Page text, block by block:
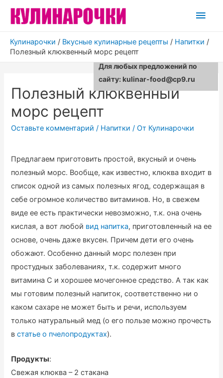
Кулинарочки / Вкусные кулинарные рецепты / Напитки /
Полезный клюквенный морс рецепт
Полезный клюквенный
морс рецепт
Оставьте комментарий / Напитки / От Кулинарочки
Предлагаем приготовить простой, вкусный и очень
полезный морс. Вообще, как известно, клюква входит в
список одной из самых полезных ягод, содержащая в
себе огромное количество витаминов. Но, в свежем
виде ее есть практически невозможно, т.к. она очень
кислая, а вот любой вид напитка, приготовленный на ее
основе, очень даже вкусен. Причем дети его очень
обожают. Особенно данный морс полезен при
простудных заболеваниях, т.к. содержит много
витамина С и хорошее мочегонное средство. А так как
мы готовим полезный напиток, соответственно ни о
каком сахаре не может быть и речи, используем
только натуральный мед (о его пользе можно прочесть
встатье о пчелопродуктах).
Продукты:
Свежая клюква – 2 стакана
Для любых предложений по
сайту: kulinar-food@cp9.ru